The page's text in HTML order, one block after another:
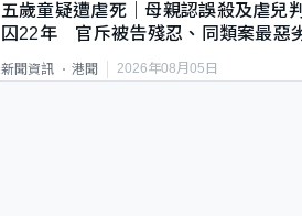
五歲童疑遭虐死｜母親認誤殺及虐兒
囚22年 官斥被告殘忍、同類案最惡
新聞資訊 港聞 2026年08月05日